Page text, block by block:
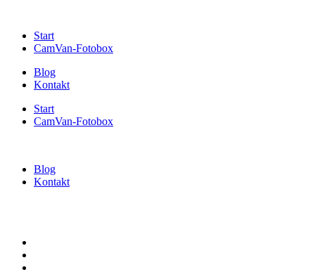
Start
CamVan-Fotobox
Blog
Kontakt
Start
CamVan-Fotobox
Blog
Kontakt